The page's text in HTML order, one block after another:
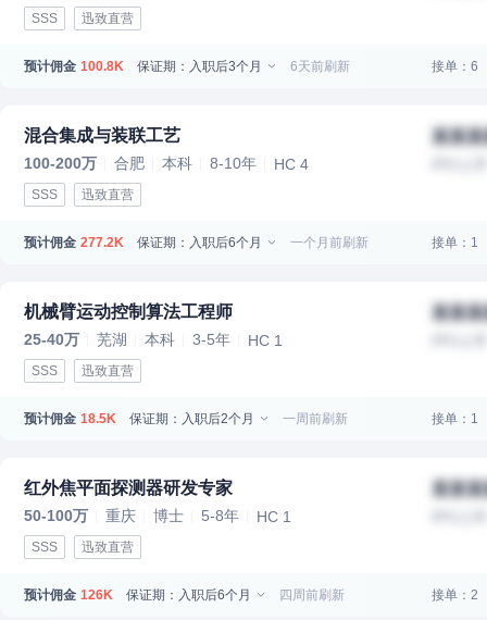
SSS 迅致直营
预计佣金 100.8K 保证期：入职后3个月 6天前刷新 接单：6
混合集成与装联工艺
100-200万 合肥 本科 8-10年 HC 4
SSS 迅致直营
某某
预计佣金 277.2K 保证期：入职后6个月 一个月前刷新 接单：1
机械臂运动控制算法工程师
25-40万 芜湖 本科 3-5年 HC 1
SSS 迅致直营
某某
预计佣金 18.5K 保证期：入职后2个月 一周前刷新 接单：1
红外焦平面探测器研发专家
50-100万 重庆 博士 5-8年 HC 1
SSS 迅致直营
某某
预计佣金 126K 保证期：入职后6个月 四周前刷新 接单：2